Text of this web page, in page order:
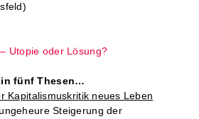
Utopie oder Lösung?
in fünf Thesen…
Kapitalismuskritik neues Leben
Steigerung der